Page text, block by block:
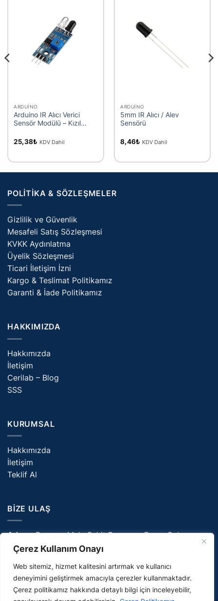
Çerez Kullanım Onayı
Web sitemiz, hizmet kalitesini artırmak ve kullanıcı
deneyimini geliştirmek amacıyla çerezler kullanmaktadır.
Çerez politikamız hakkında detaylı bilgi için inceleyebilir,
ARDUINO
Arduino IR Alıcı Verici
Sensör Modülü – Kızıl
25,38₺ KDV Dahil
ARDUINO
5mm IR Alıcı / Alev
Sensörü
8,46₺ KDV Dahil
POLITIKA & SÖZLEŞMELER
Gizlilik ve Güvenlik
Mesafeli Satış Sözleşmesi
KVKK Aydınlatma
Üyelik Sözleşmesi
Ticari İletişim İzni
Kargo & Teslimat Politikamız
Garanti & İade Politikamız
HAKKIMIZDA
Hakkımızda
İletişim
Cerilab – Blog
SSS
KURUMSAL
Hakkımızda
İletişim
Teklif Al
BIZE ULAŞ
Adres: Parsana Mah. Şehit Ramazan Ercan Sok.
NO:6E/10 Selçuklu/Konya
Telefon: 0332 226 08 81